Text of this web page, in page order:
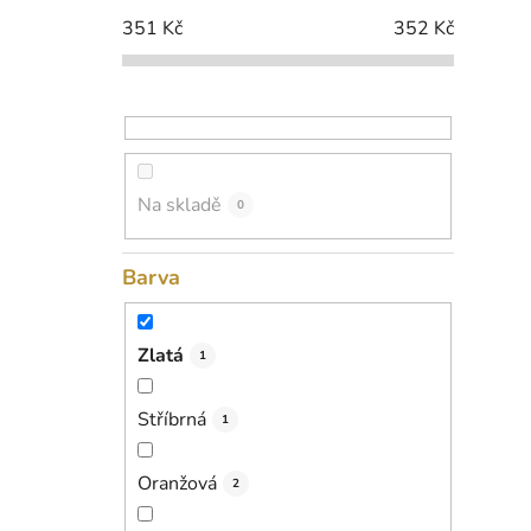
351 Kč 352 Kč
Na skladě 0
Barva
Zlatá 1
Stříbrná 1
Oranžová 2